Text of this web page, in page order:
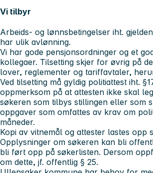
Vi tilbyr
Arbeids- og lønnsbetingelser iht.
har ulik avlønning.
Vi har gode pensjonsordninger og et
kollegaer. Tilsetting skjer for øvrig på
lover, reglementer og tariffavtaler,
Ved tilsetting må gyldig politiattest iht.
oppmerksom på at attesten ikke skal
søkeren som tilbys stillingen eller som
oppgaver som omfattes av krav om
måneder.
Kopi av vitnemål og attester lastes opp
Opplysninger om søkeren kan bli
bli ført opp på søkerlisten. Dersom
om dette, jf. offentlig § 25.